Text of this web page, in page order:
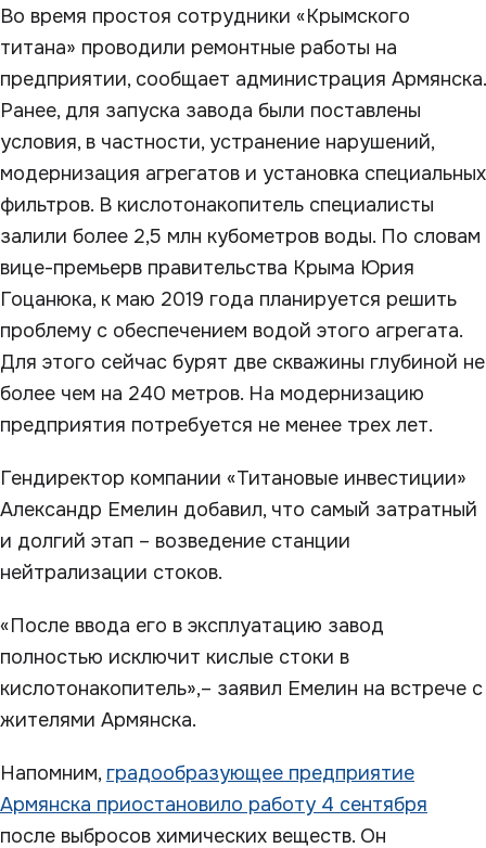
Во время простоя сотрудники «Крымского
титана» проводили ремонтные работы на
предприятии, сообщает администрация Армянска.
Ранее, для запуска завода были поставлены
условия, в частности, устранение нарушений,
модернизация агрегатов и установка специальных
фильтров. В кислотонакопитель специалисты
залили более 2,5 млн кубометров воды. По словам
вице-премьерв правительства Крыма Юрия
Гоцанюка, к маю 2019 года планируется решить
проблему с обеспечением водой этого агрегата.
Для этого сейчас бурят две скважины глубиной не
более чем на 240 метров. На модернизацию
предприятия потребуется не менее трех лет.
Гендиректор компании «Титановые инвестиции»
Александр Емелин добавил, что самый затратный
и долгий этап – возведение станции
нейтрализации стоков.
«После ввода его в эксплуатацию завод
полностью исключит кислые стоки в
кислотонакопитель»,– заявил Емелин на встрече с
жителями Армянска.
Напомним, градообразующее предприятие
Армянска приостановило работу 4 сентября
после выбросов химических веществ. Он